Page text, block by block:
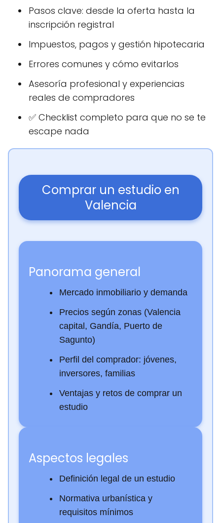
Pasos clave: desde la oferta hasta la
inscripción registral
Impuestos, pagos y gestión hipotecaria
Errores comunes y cómo evitarlos
Asesoría profesional y experiencias
reales de compradores
✅ Checklist completo para que no se te
escape nada
Comprar un estudio en
Valencia
Panorama general
Mercado inmobiliario y demanda
Precios según zonas (Valencia
capital, Gandía, Puerto de
Sagunto)
Perfil del comprador: jóvenes,
inversores, familias
Ventajas y retos de comprar un
estudio
Aspectos legales
Definición legal de un estudio
Normativa urbanística y
requisitos mínimos